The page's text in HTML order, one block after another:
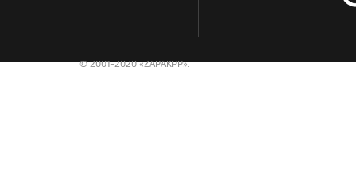
© 2001-2020 «ZAPAKPP».